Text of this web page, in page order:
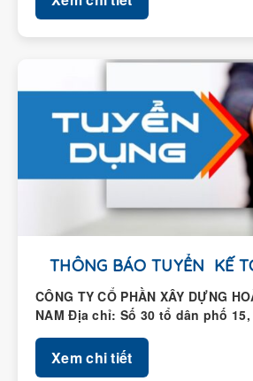
THÔNG BÁO TUYỂN KẾ
CÔNG TY CỔ PHẦN XÂY DỰNG
NAM Địa chỉ: Số 30 tổ dân phố
Xem chi tiết